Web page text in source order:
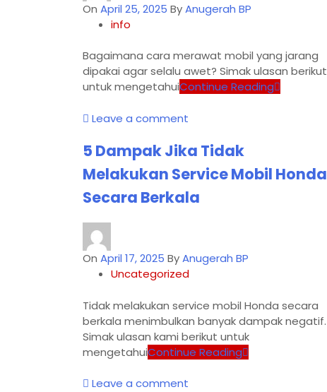
On April 25, 2025 ByAnugerah BP
info
Bagaimana cara merawat mobil yang jarang
dipakai agar selalu awet? Simak ulasan berikut
untuk mengetahuiContinue Reading
Leave a comment
5 Dampak Jika Tidak
Melakukan Service Mobil Honda
Secara Berkala
On April 17, 2025 ByAnugerah BP
Uncategorized
Tidak melakukan service mobil Honda secara
berkala menimbulkan banyak dampak negatif.
Simak ulasan kami berikut untuk
mengetahuiContinue Reading
Leave a comment